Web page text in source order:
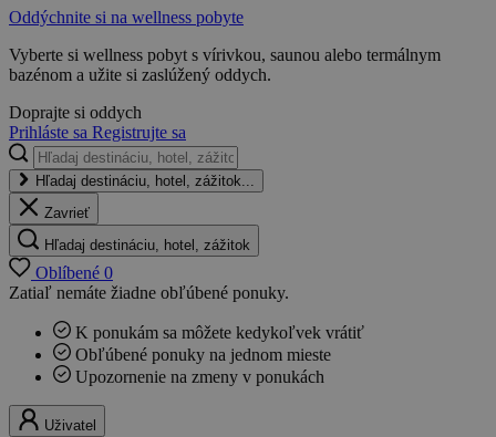
Oddýchnite si na wellness pobyte
Vyberte si wellness pobyt s vírivkou, saunou alebo termálnym
bazénom a užite si zaslúžený oddych.
Doprajte si oddych
Prihláste sa Registrujte sa
Hľadaj destináciu, hotel, zážitok...
Zavrieť
Hľadaj destináciu, hotel, zážitok
Oblíbené 0
Zatiaľ nemáte žiadne obľúbené ponuky.
K ponukám sa môžete kedykoľvek vrátiť
Obľúbené ponuky na jednom mieste
Upozornenie na zmeny v ponukách
Uživatel